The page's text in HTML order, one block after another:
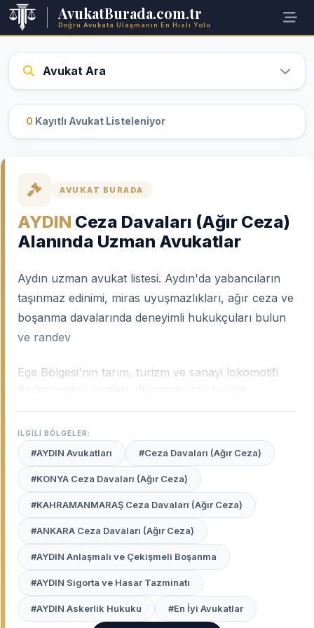
AvukatBurada.com.tr
Doğru Avukata Ulaşmanın En Hızlı Yolu
Avukat Ara
0 Kayıtlı Avukat Listeleniyor
AVUKAT BURADA
AYDIN Ceza Davaları (Ağır Ceza)
Alanında Uzman Avukatlar
Aydın uzman avukat listesi. Aydın'da yabancıların
taşınmaz edinimi, miras uyuşmazlıkları, ağır ceza ve
boşanma davalarında deneyimli hukukçuları bulun
ve randev
Ege Bölgesi'nin tarım, turizm ve sanayi lokomotifi
tarımsal mülkiyet uyuşmazlıklarından Kuşadası ve
Didim’deki uluslararası hukuk trafiğine, jeotermal
enerji kamulaştırmalarından aile hukukuna kadar
geniş bir sahada yerel tecrübe gerektirir.Aydın
uzman avukatları, şehrin bu dinamik yapısını, yerel
adli pratikleri ve Ege’nin kendine has mülkiyet
kültürünü en iyi bilen profesyonellerdir.
Avukat Burada
platformu, Aydın Adliyesi ve tüm
ilçelerindeki (Nazilli, Kuşadası, Didim, Söke vb.)
davalarınızda haklarınızı en etkili şekilde savunacak,
güvenilir avukatları sizin için listeler.
İLGİLİ BÖLGELER:
#AYDIN Avukatları #Ceza Davaları (Ağır Ceza)
#KONYA Ceza Davaları (Ağır Ceza)
#KAHRAMANMARAŞ Ceza Davaları (Ağır Ceza)
#ANKARA Ceza Davaları (Ağır Ceza)
#AYDIN Anlaşmalı ve Çekişmeli Boşanma
#AYDIN Sigorta ve Hasar Tazminatı
#AYDIN Askerlik Hukuku #En İyi Avukatlar